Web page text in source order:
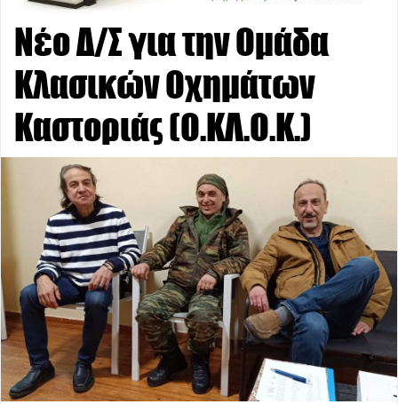
Νέο Δ/Σ για την Ομάδα
Κλασικών Οχημάτων
Καστοριάς (Ο.ΚΛ.Ο.Κ.)